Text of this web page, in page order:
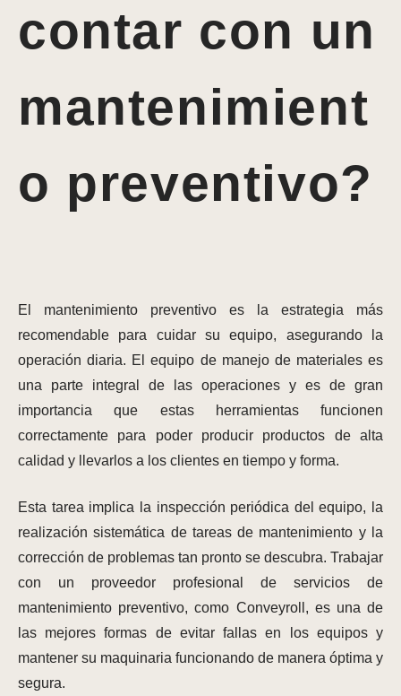
contar con un
mantenimient
o preventivo?
El mantenimiento preventivo es la estrategia más
recomendable para cuidar su equipo, asegurando la
operación diaria. El equipo de manejo de materiales es
una parte integral de las operaciones y es de gran
importancia que estas herramientas funcionen
correctamente para poder producir productos de alta
calidad y llevarlos a los clientes en tiempo y forma.
Esta tarea implica la inspección periódica del equipo, la
realización sistemática de tareas de mantenimiento y la
corrección de problemas tan pronto se descubra. Trabajar
con un proveedor profesional de servicios de
mantenimiento preventivo, como Conveyroll, es una de
las mejores formas de evitar fallas en los equipos y
mantener su maquinaria funcionando de manera óptima y
segura.